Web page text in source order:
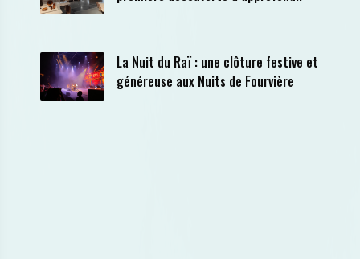
La Nuit du Raï : une clôture festive et
généreuse aux Nuits de Fourvière